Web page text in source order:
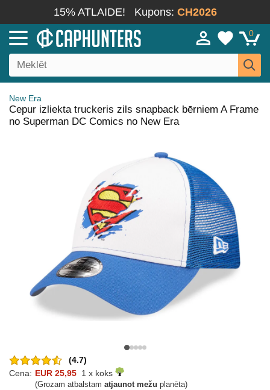
15% ATLAIDE! Kupons: CH2026
0
New Era
Cepur izliekta truckeris zils snapback bērniem A Frame
no Superman DC Comics no New Era
(4.7)
Cena: EUR 25,95 1 x koks
(Grozam atbalstam atjaunot mežu planēta)